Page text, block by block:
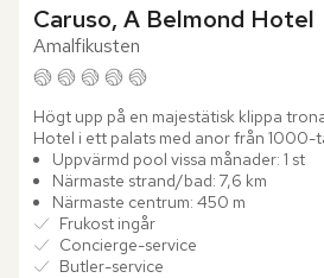
Caruso, A Belmond Hotel
Amalfikusten
Högt upp på en majestätisk klippa
Hotel i ett palats med anor från 1000-
byggnaden, som enligt legenden
på...
Uppvärmd pool vissa månader: 1 st
Närmaste strand/bad: 7,6 km
Närmaste centrum: 450 m
Frukost ingår
Concierge-service
Butler-service